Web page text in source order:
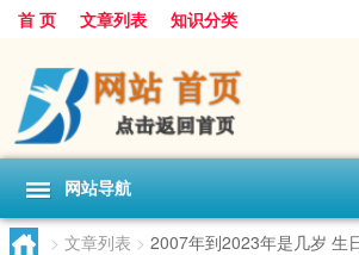
首 页 文章列表 知识分类
网站导航
> 文章列表 > 2007年到2023年是几岁 生